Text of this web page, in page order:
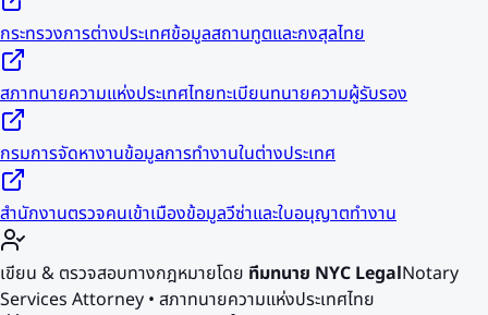
กระทรวงการต่างประเทศข้อมูลสถานทูตและกงสุลไทย
สภาทนายความแห่งประเทศไทยทะเบียนทนายความผู้รับรอง
กรมการจัดหางานข้อมูลการทำงานในต่างประเทศ
สำนักงานตรวจคนเข้าเมืองข้อมูลวีซ่าและใบอนุญาตทำงาน
เขียน & ตรวจสอบทางกฎหมายโดย ทีมทนาย NYC LegalNotary
Services Attorney • สภาทนายความแห่งประเทศไทย